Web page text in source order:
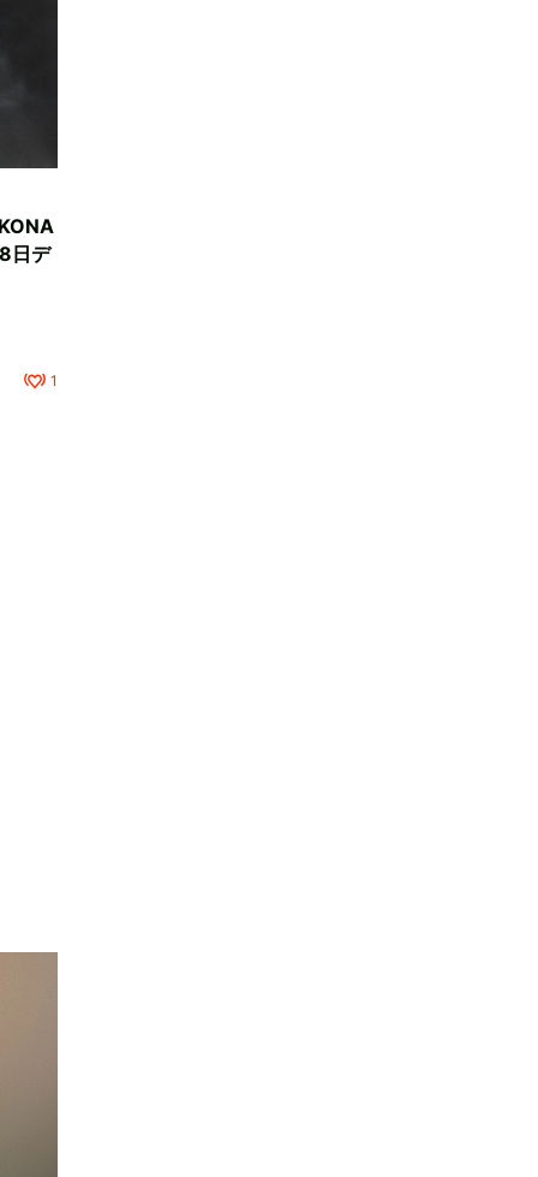
日デ
1